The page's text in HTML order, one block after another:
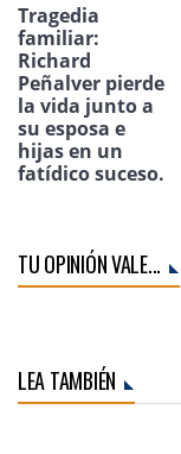
Tragedia
familiar:
Richard
Peñalver pierde
la vida junto a
su esposa e
hijas en un
fatídico suceso.
TU OPINIÓN VALE...
LEA TAMBIÉN